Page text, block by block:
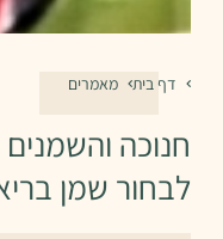
דף בית מאמרים
חנוכה
לבחור שמן